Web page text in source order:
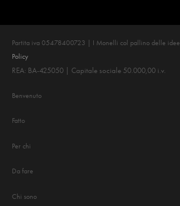
Partita iva 05478400723 | I Monelli col pallino delle idee
Policy
REA: BA-425050 | Capitale sociale 50.000,00 i.v.
Benvenuto
Fatto
Per chi
Da fare
Chi sono